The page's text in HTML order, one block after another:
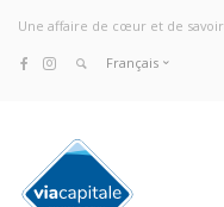
Une affaire de cœur et de
Français